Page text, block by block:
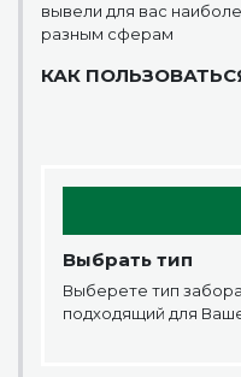
вывели для вас
разным сферам
КАК
Выбрать тип
Выберете тип
подходящий для